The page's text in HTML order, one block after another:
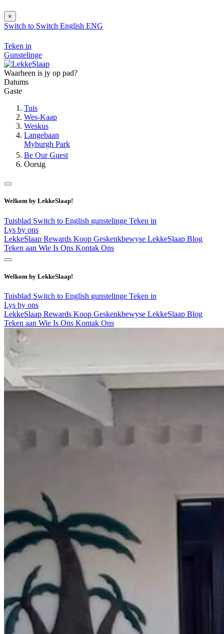
×
Switch to Switch English ENG
Teken in
Gunstelinge
Waarheen is jy op pad?
Datums
Gaste
Tuis
Wes-Kaap
Weskus
Langebaan
Myburgh Park
Be Our Guest
Oorsig
Welkom by LekkeSlaap!
Tuisblad Switch to English gunstelinge Teken in
Lys by ons
LekkeSlaap Rewards Koop Geskenkbewyse LekkeSlaap Blog
Teken aan Wie Is Ons Kontak Ons
Welkom by LekkeSlaap!
Tuisblad Switch to English gunstelinge Teken in
Lys by ons
LekkeSlaap Rewards Koop Geskenkbewyse LekkeSlaap Blog
Teken aan Wie Is Ons Kontak Ons